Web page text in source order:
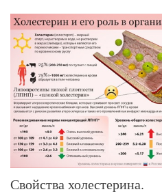
Свойства холестерина.